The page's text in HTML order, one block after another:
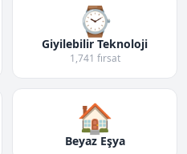
⌚
Giyilebilir Teknoloji
1,741 fırsat
🏠
Beyaz Eşya